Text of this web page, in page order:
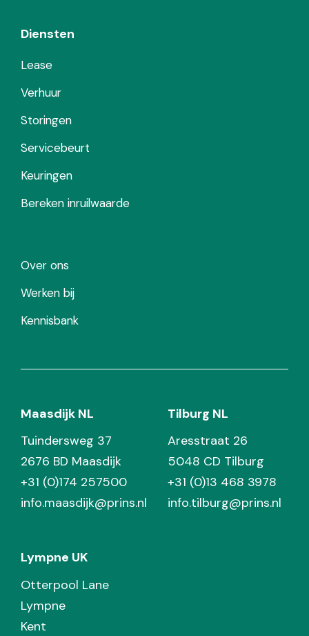
Diensten
Lease
Verhuur
Storingen
Servicebeurt
Keuringen
Bereken inruilwaarde
Over ons
Werken bij
Kennisbank
Maasdijk NL
Tuindersweg 37
2676 BD Maasdijk
+31 (0)174 257500
info.maasdijk@prins.nl
Tilburg NL
Aresstraat 26
5048 CD Tilburg
+31 (0)13 468 3978
info.tilburg@prins.nl
Lympne UK
Otterpool Lane
Lympne
Kent